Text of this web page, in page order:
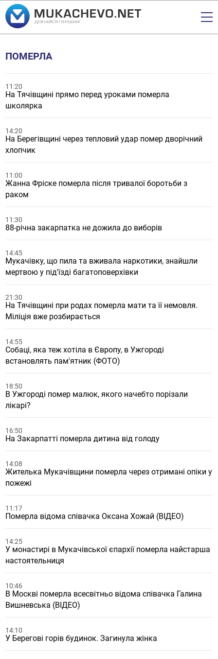
ПОМЕРЛА
11:20
На Тячівщині прямо перед уроками померла
школярка
14:20
На Берегівщині через тепловий удар помер дворічний
хлопчик
11:00
Жанна Фріске померла після тривалої боротьби з
раком
11:30
88-річна закарпатка не дожила до виборів
14:45
Мукачівку, що пила та вживала наркотики, знайшли
мертвою у під'їзді багатоповерхівки
21:30
На Тячівщині при родах померла мати та її немовля.
Міліція вже розбирається
14:55
Собаці, яка теж хотіла в Європу, в Ужгороді
встановлять пам'ятник (ФОТО)
18:50
В Ужгороді помер малюк, якого начебто порізали
лікарі?
16:50
На Закарпатті померла дитина від голоду
14:08
Жителька Мукачівщини померла через отримані опіки у
пожежі
11:17
Померла відома співачка Оксана Хожай (ВІДЕО)
14:25
У монастирі в Мукачівської єпархії померла найстарша
настоятельниця
10:46
В Москві померла всесвітньо відома співачка Галина
Вишневська (ВІДЕО)
14:10
У Берегові горів будинок. Загинула жінка